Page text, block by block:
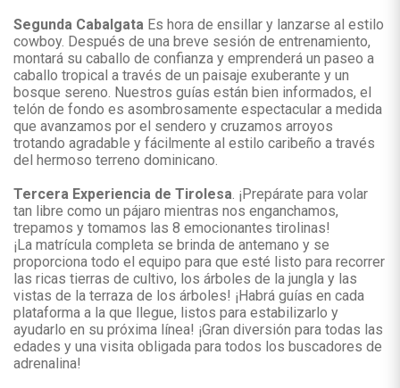
Segunda Cabalgata Es hora de ensillar y lanzarse al estilo
cowboy. Después de una breve sesión de entrenamiento,
montará su caballo de confianza y emprenderá un paseo a
caballo tropical a través de un paisaje exuberante y un
bosque sereno. Nuestros guías están bien informados, el
telón de fondo es asombrosamente espectacular a medida
que avanzamos por el sendero y cruzamos arroyos
trotando agradable y fácilmente al estilo caribeño a través
del hermoso terreno dominicano.
Tercera Experiencia de Tirolesa. ¡Prepárate para volar
tan libre como un pájaro mientras nos enganchamos,
trepamos y tomamos las 8 emocionantes tirolinas!
¡La matrícula completa se brinda de antemano y se
proporciona todo el equipo para que esté listo para recorrer
las ricas tierras de cultivo, los árboles de la jungla y las
vistas de la terraza de los árboles! ¡Habrá guías en cada
plataforma a la que llegue, listos para estabilizarlo y
ayudarlo en su próxima línea! ¡Gran diversión para todas las
edades y una visita obligada para todos los buscadores de
adrenalina!